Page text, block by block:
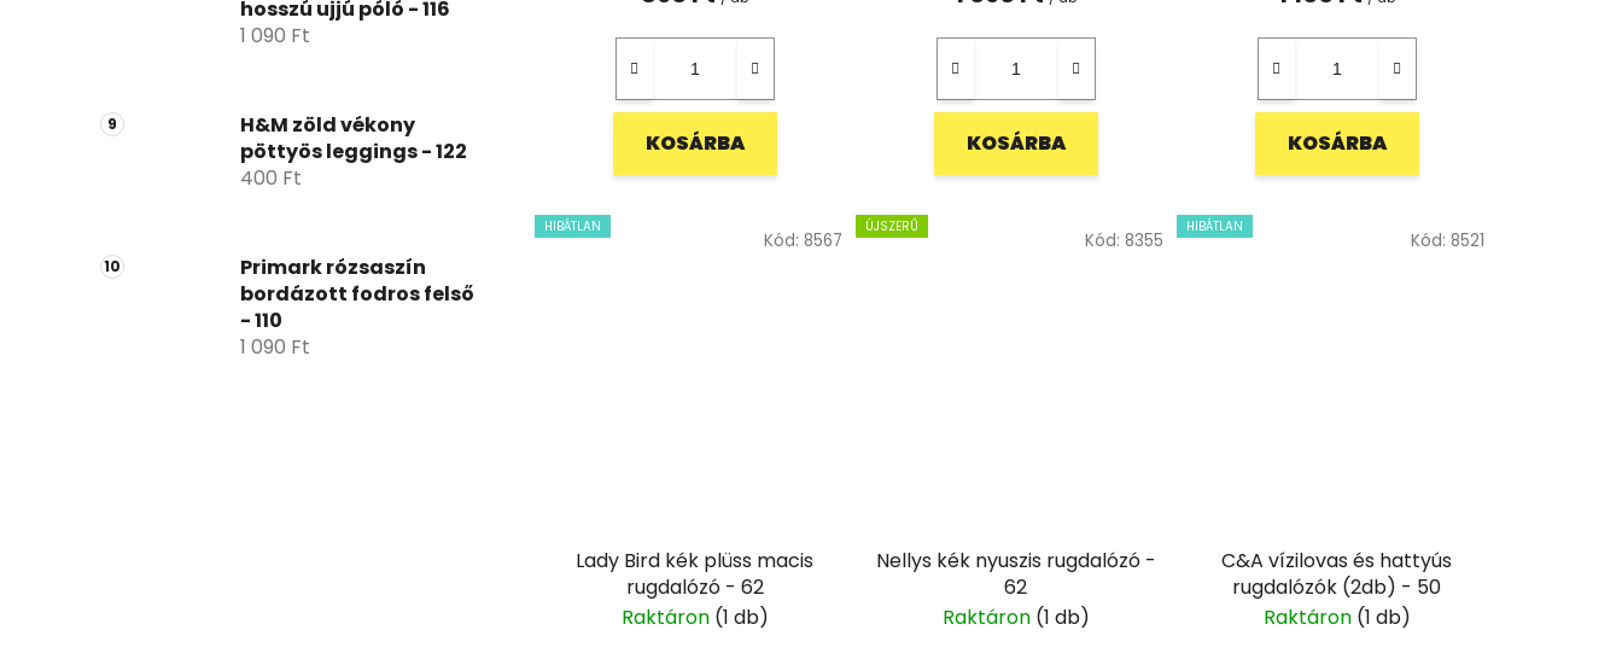
hosszú ujjú póló - 116
1 090 Ft
H&M zöld vékony
pöttyös leggings - 122
400 Ft
Primark rózsaszín
bordázott fodros felső
- 110
1 090 Ft
KOSÁRBA KOSÁRBA KOSÁRBA
HIBÁTLAN
Lady Bird kék plüss macis
rugdalózó - 62
Raktáron (1 db)
Kód: 8567
ÚJSZERŰ
Nellys kék nyuszis rugdalózó -
62
Raktáron (1 db)
Kód: 8355
HIBÁTLAN
C&A vízilovas és hattyús
rugdalózók (2db) - 50
Raktáron (1 db)
Kód: 8521